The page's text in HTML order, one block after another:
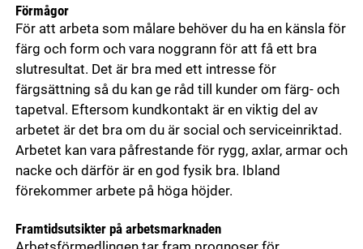
Förmågor
För att arbeta som målare behöver du ha en känsla för
färg och form och vara noggrann för att få ett bra
slutresultat. Det är bra med ett intresse för
färgsättning så du kan ge råd till kunder om färg- och
tapetval. Eftersom kundkontakt är en viktig del av
arbetet är det bra om du är social och serviceinriktad.
Arbetet kan vara påfrestande för rygg, axlar, armar och
nacke och därför är en god fysik bra. Ibland
förekommer arbete på höga höjder.
Framtidsutsikter på arbetsmarknaden